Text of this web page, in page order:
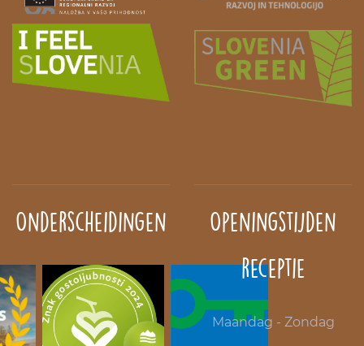
Onderscheidingen
Openingstijden
receptie
Maandag - Zondag